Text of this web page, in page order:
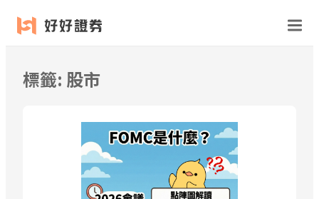
跳
至
標籤: 股市